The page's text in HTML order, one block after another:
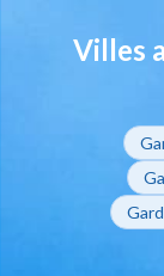
Villes